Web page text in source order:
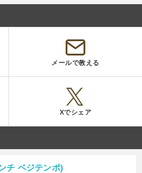
メールで教える
Xでシェア
チ ベジテンポ)